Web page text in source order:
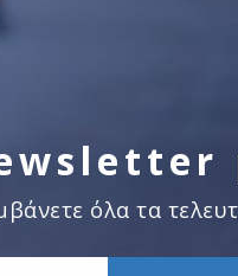
όλα τα